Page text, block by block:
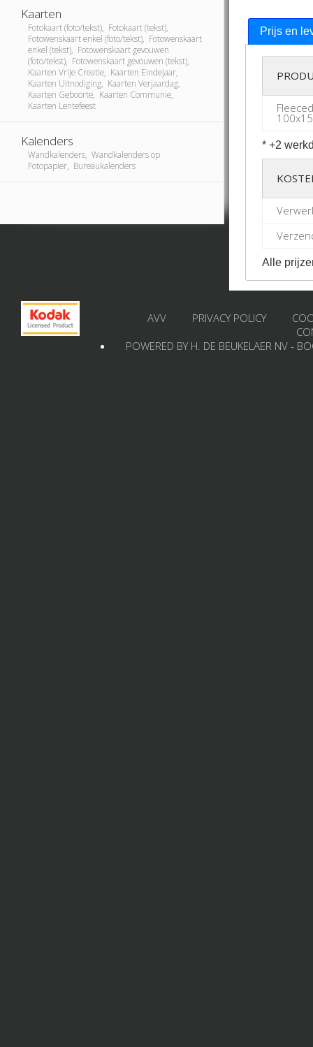
Kaarten
Fotokaart (foto/tekst), Fotokaart (tekst),
Fotowenskaart enkel (foto/tekst), Fotowenskaart
enkel (tekst), Fotowenskaart gevouwen
(foto/tekst), Fotowenskaart gevouwen (tekst),
Kaarten Vrije Creatie, Kaarten Eindejaar,
Kaarten Uitnodiging, Kaarten Verjaardag,
Kaarten Geboorte, Kaarten Communie,
Kaarten Lentefeest
Kalenders
Wandkalenders, Wandkalenders op
Fotopapier, Bureaukalenders
Prijs en
* +2
Alle
AVV PRIVACY POLICY
POWERED BY H. DE BEUKELAER NV -